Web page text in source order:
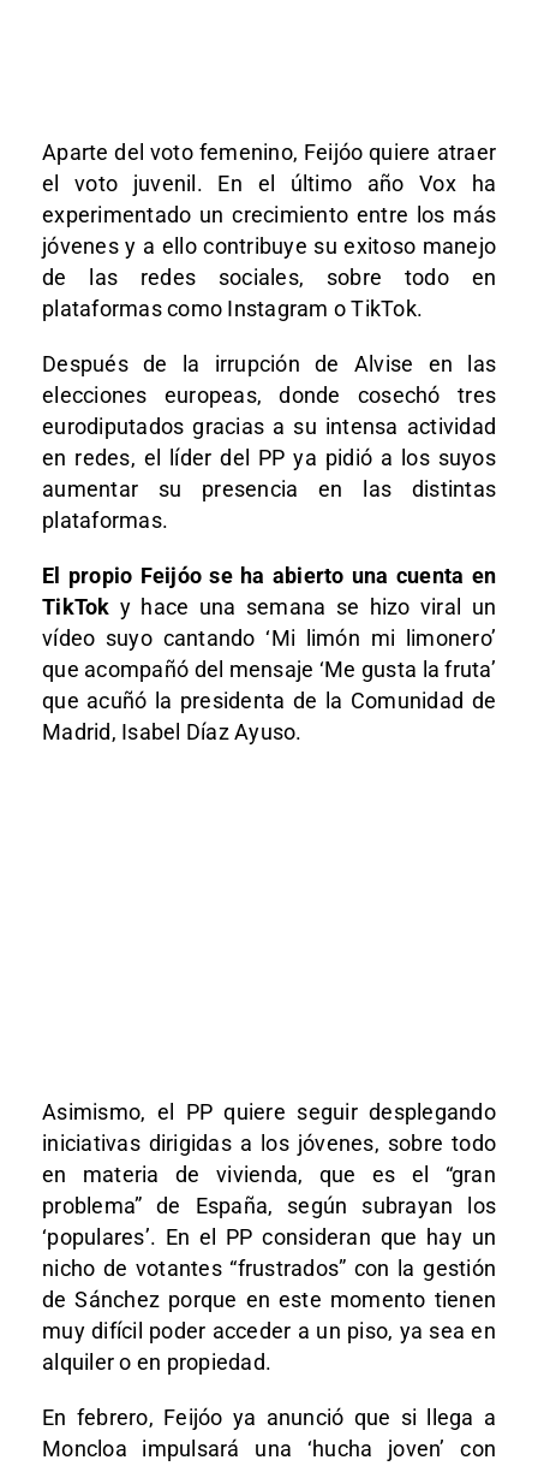
Aparte del voto femenino, Feijóo quiere atraer
el voto juvenil. En el último año Vox ha
experimentado un crecimiento entre los más
jóvenes y a ello contribuye su exitoso manejo
de las redes sociales, sobre todo en
plataformas como Instagram o TikTok.
Después de la irrupción de Alvise en las
elecciones europeas, donde cosechó tres
eurodiputados gracias a su intensa actividad
en redes, el líder del PP ya pidió a los suyos
aumentar su presencia en las distintas
plataformas.
El propio Feijóo se ha abierto una cuenta en
TikTok y hace una semana se hizo viral un
vídeo suyo cantando ‘Mi limón mi limonero’
que acompañó del mensaje ‘Me gusta la fruta’
que acuñó la presidenta de la Comunidad de
Madrid, Isabel Díaz Ayuso.
Asimismo, el PP quiere seguir desplegando
iniciativas dirigidas a los jóvenes, sobre todo
en materia de vivienda, que es el “gran
problema” de España, según subrayan los
‘populares’. En el PP consideran que hay un
nicho de votantes “frustrados” con la gestión
de Sánchez porque en este momento tienen
muy difícil poder acceder a un piso, ya sea en
alquiler o en propiedad.
En febrero, Feijóo ya anunció que si llega a
Moncloa impulsará una ‘hucha joven’ con